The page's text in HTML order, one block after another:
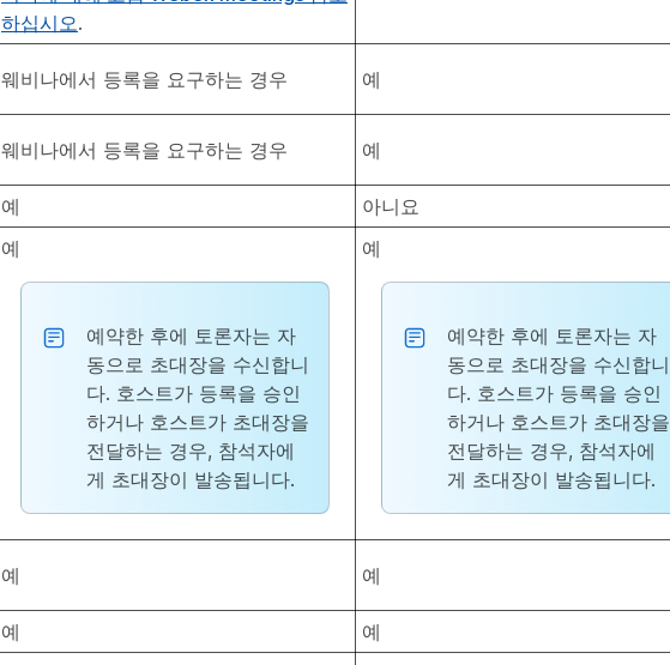
하십시오.
웨비나에서 등록을 요구하는 경우 예
웨비나에서 등록을 요구하는 경우 예
예 아니요
예
예약한 후에 토론자는 자
동으로 초대장을 수신합니
다. 호스트가 등록을 승인
하거나 호스트가 초대장을
전달하는 경우, 참석자에
게 초대장이 발송됩니다.
예
예약한 후에 토론자는 자
동으로 초대장을 수신합니
다. 호스트가 등록을 승인
하거나 호스트가 초대장을
전달하는 경우, 참석자에
게 초대장이 발송됩니다.
예 예
예
예